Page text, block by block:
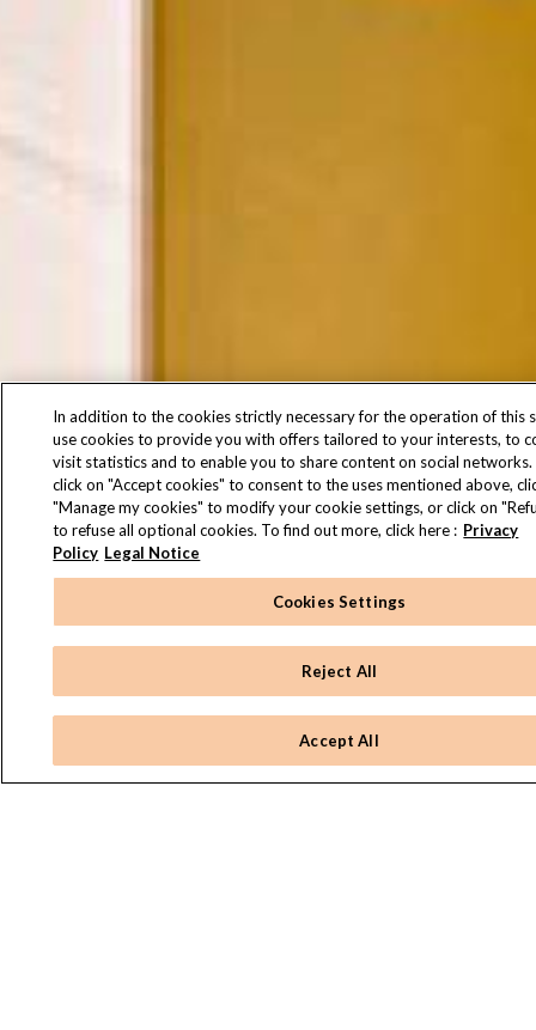
In addition to the cookies strictly necessary for the operation of this
use cookies to provide you with offers tailored to your interests, to
visit statistics and to enable you to share content on social networks.
click on "Accept cookies" to consent to the uses mentioned above,
"Manage my cookies" to modify your cookie settings, or click on
to refuse all optional cookies. To find out more, click here : Privacy
Policy Legal Notice
Cookies Settings
Reject All
Accept All